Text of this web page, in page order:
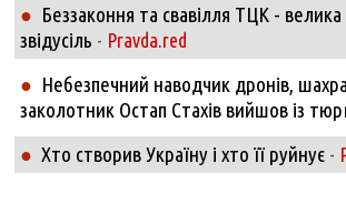
● Беззаконня та свавілля ТЦК - велика
звідусіль - Pravda.red
● Небезпечний наводчик дронів,
заколотник Остап Стахів вийшов із
● Хто створив Україну і хто її руйнує-